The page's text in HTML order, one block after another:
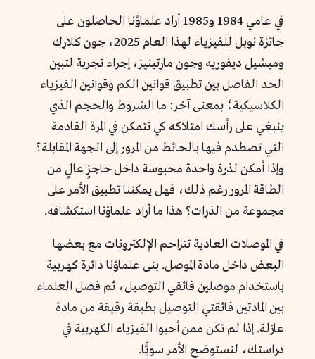
في عامي 1984 و1985 أراد علماؤنا الحاصلون على
جائزة نوبل للفيزياء لهذا العام 2025، جون كلارك
وميشيل ديفوريه وجون مارتينيز، إجراء تجربة لتبين
الحد الفاصل بين تطبيق قوانين الكم وقوانين الفيزياء
الكلاسيكية؛ بمعنى آخر: ما الشروط والحجم الذي
ينبغي على رأسك امتلاكه كي تتمكن في المرة القادمة
التي تصطدم فيها بالحائط من المرور إلى الجهة المقابلة؟
وإذا أمكن لذرة واحدة محبوسة داخل حاجزٍ عالٍ من
الطاقة المرور رغم ذلك، فهل يمكننا تطبيق الأمر على
مجموعة من الذرات؟ هذا ما أراد علماؤنا استكشافه.
في الموصلات العادية تتزاحم الإلكترونات مع بعضها
البعض داخل مادة الموصل. بنى علماؤنا دائرة كهربية
باستخدام موصلين فائقي التوصيل، ثم فصل العلماء
بين المادتين فائقتي التوصيل بطبقة رقيقة من مادة
عازلة. إذا لم تكن ممن أحبوا الفيزياء الكهربية في
دراستك، لنستوضح الأمر سويًّا.